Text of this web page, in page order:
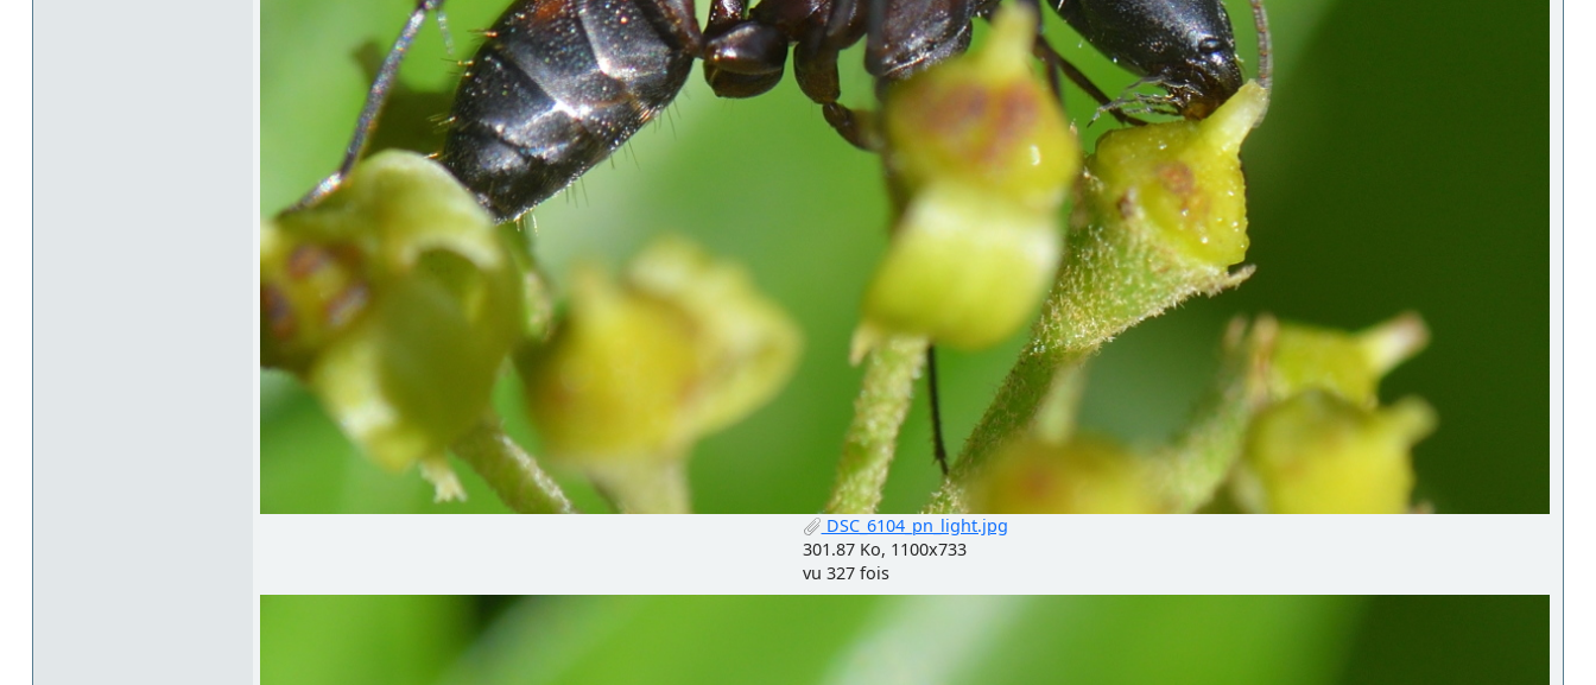
DSC_6104_pn_light.jpg
301.87 Ko, 1100x733
vu 327 fois